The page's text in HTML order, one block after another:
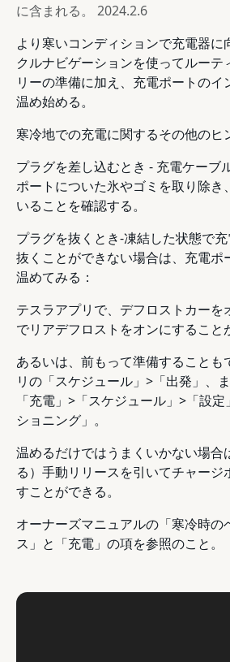
に含まれる。 2024.2.6
より寒いコンディションで充電器に
クルナビゲーションを使ってルーテ
リーの準備に加え、充電ポートのイ
温め始める。
寒冷地での充電に関するその他のヒ
プラグを差し込むとき - 充電ケーブ
ポートについた氷やゴミを取り除き
いることを確認する。
プラグを抜くとき-凍結した状態で
抜くことができない場合は、充電ポ
温めてみる：
テスラアプリで、デフロストカーを
でリアデフロストをオンにすること
あるいは、前もって準備することも
リの「スケジュール」>「出発」、
「充電」>「スケジュール」>「設
ショニング」。
温めるだけではうまくいかない場合
る）手動リリースを引いてチャージ
すことができる。
オーナーズマニュアルの「寒冷時の
ス」と「充電」の項を参照のこと。